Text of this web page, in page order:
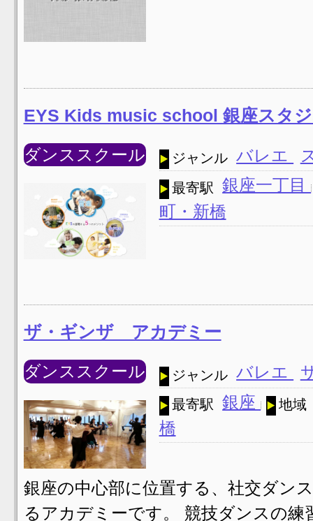
EYS Kids music school 銀座スタ
ダンススクール ジャンル バレエ
最寄駅
銀座一丁目
町・新橋
ザ・ギンザ アカデミー
ダンススクール ジャンル バレエ
最寄駅 銀座 地域
橋
銀座の中心部に位置する、社交ダン
るアカデミーです。 競技ダンスの